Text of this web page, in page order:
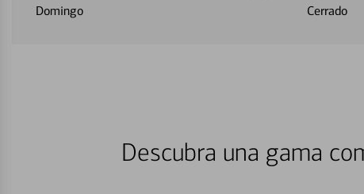
Domingo
Cerrado
Descubra una gama